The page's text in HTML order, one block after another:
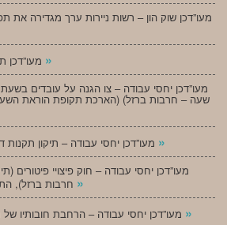
מעו”דכן שוק הון – רשות ניירות ערך מגדירה את
»
»
»
»